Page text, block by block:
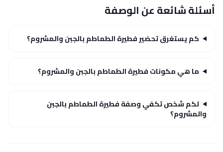
أسئلة شائعة عن الوصفة
كم يستغرق تحضير فطيرة الطماطم بالجبن والمشروم؟
ما هي مكونات فطيرة الطماطم بالجبن والمشروم؟
لكم شخص تكفي وصفة فطيرة الطماطم بالجبن
والمشروم؟